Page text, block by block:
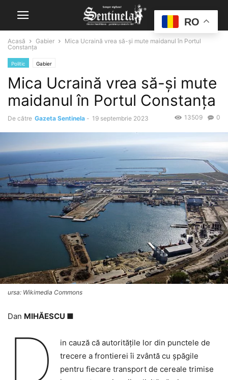
Acasă Gabier
Mica Ucraină vrea să-și mute maidanul în Portul
Constanța
Politic Gabier
Mica Ucraină vrea să-și mute
maidanul în Portul Constanța
De către Gazeta Sentinela - 19 septembrie 2023 0
13509
ursa: Wikimedia Commons
Dan MIHĂESCU ■
D
in cauză că autoritățile lor din punctele de
trecere a frontierei îi zvântă cu șpăgile
pentru fiecare transport de cereale trimise
RO